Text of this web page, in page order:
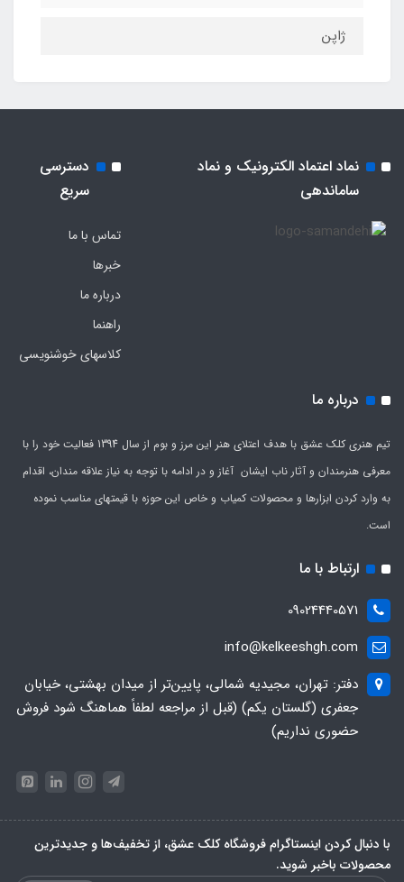
ژاپن
نماد اعتماد الکترونیک و نماد
ساماندهی
دسترسی
سریع
تماس با ما
خبرها
درباره ما
راهنما
کلاسهای خوشنویسی
درباره ما
تیم هنری کلک عشق با هدف اعتلای هنر این مرز و بوم از سال 1394 فعالیت خود را با
معرفی هنرمندان و آثار ناب ایشان آغاز و در ادامه با توجه به نیاز علاقه مندان، اقدام
به وارد کردن ابزارها و محصولات کمیاب و خاص این حوزه با قیمتهای مناسب نموده
است.
ارتباط با ما
09024440571
info@kelkeeshgh.com
دفتر: تهران، مجیدیه شمالی، پایین‌تر از میدان بهشتی، خیابان
جعفری (گلستان یکم) (قبل از مراجعه لطفاً هماهنگ شود فروش
حضوری نداریم)
با دنبال کردن اینستاگرام فروشگاه کلک عشق، از تخفیف‌ها و جدیدترین‌
محصولات باخبر شوید.